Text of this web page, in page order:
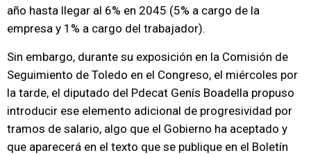
año hasta llegar al 6% en 2045 (5% a cargo de la
empresa y 1% a cargo del trabajador).
Sin embargo, durante su exposición en la Comisión de
Seguimiento de Toledo en el Congreso, el miércoles por
la tarde, el diputado del Pdecat Genís Boadella propuso
introducir ese elemento adicional de progresividad por
tramos de salario, algo que el Gobierno ha aceptado y
que aparecerá en el texto que se publique en el Boletín